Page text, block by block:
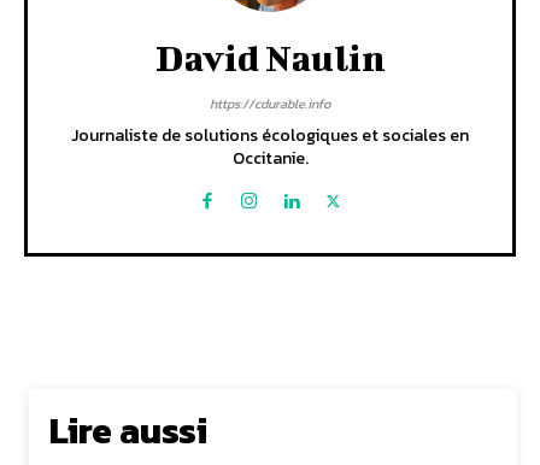
David Naulin
https://cdurable.info
Journaliste de solutions écologiques et sociales en
Occitanie.
Lire aussi